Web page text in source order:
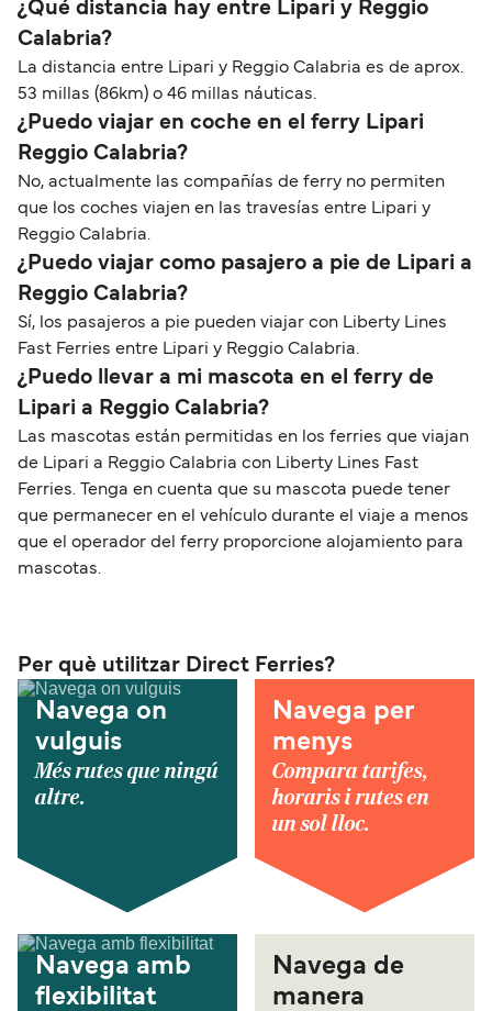
¿Qué distancia hay entre Lipari y Reggio
Calabria?
La distancia entre Lipari y Reggio Calabria es de aprox.
53 millas (86km) o 46 millas náuticas.
¿Puedo viajar en coche en el ferry Lipari
Reggio Calabria?
No, actualmente las compañías de ferry no permiten
que los coches viajen en las travesías entre Lipari y
Reggio Calabria.
¿Puedo viajar como pasajero a pie de Lipari a
Reggio Calabria?
Sí, los pasajeros a pie pueden viajar con Liberty Lines
Fast Ferries entre Lipari y Reggio Calabria.
¿Puedo llevar a mi mascota en el ferry de
Lipari a Reggio Calabria?
Las mascotas están permitidas en los ferries que viajan
de Lipari a Reggio Calabria con Liberty Lines Fast
Ferries. Tenga en cuenta que su mascota puede tener
que permanecer en el vehículo durante el viaje a menos
que el operador del ferry proporcione alojamiento para
mascotas.
Per què utilitzar Direct Ferries?
Navega on
vulguis
Més rutes que ningú
altre.
Navega per
menys
Compara tarifes,
horaris i rutes en
un sol lloc.
Navega amb
flexibilitat
Navega de
manera